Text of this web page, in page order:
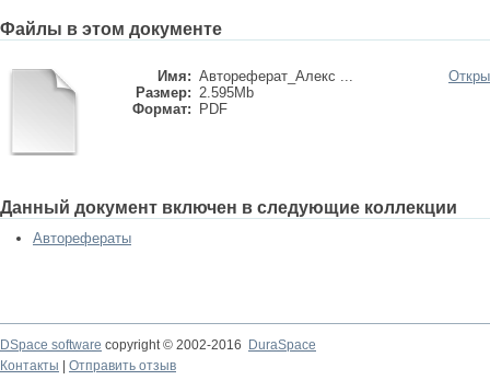
Файлы в этом документе
Имя: Автореферат_Алекс ...
Размер: 2.595Mb
Формат:
PDF
Данный документ включен в следующие коллекции
Авторефераты
DSpace software copyright © 2002-2016
DuraSpace
Контакты
Отправить отзыв